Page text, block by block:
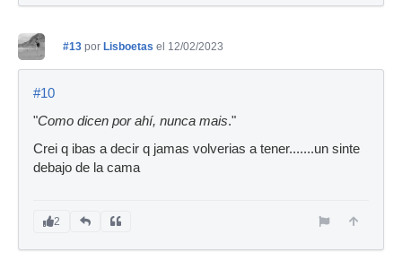
#13 por Lisboetas el 12/02/2023
#10
"Como dicen por ahí, nunca mais."
Crei q ibas a decir q jamas volverias a tener.......un sinte
debajo de la cama
2